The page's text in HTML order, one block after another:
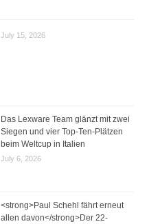
July 15, 2026
Das Lexware Team glänzt mit zwei
Siegen und vier Top-Ten-Plätzen
beim Weltcup in Italien
July 6, 2026
<strong>Paul Schehl fährt erneut
allen davon</strong>Der 22-